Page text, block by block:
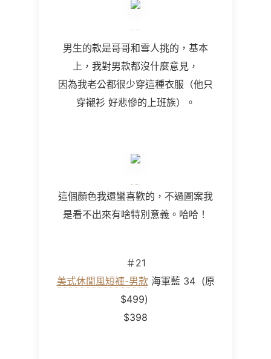
男生的款是哥哥和雪人挑的，基本
上，我對男款都沒什麼意見，
因為我老公都很少穿這種衣服（他只
穿襯衫 好悲慘的上班族）。
這個顏色我還蠻喜歡的，不過圖案我
是看不出來有啥特別意義。哈哈！
＃21
美式休閒風短褲-男款 海軍藍 34 (原
$499)
$398